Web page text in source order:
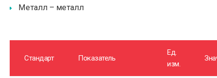
Металл – металл
Стандарт Показатель
Ед.
изм.